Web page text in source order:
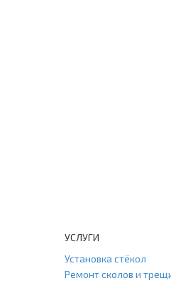
УСЛУГИ
Установка стёкол
Ремонт сколов и